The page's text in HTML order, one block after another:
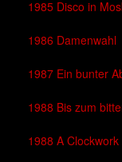
1985 Disco in
1986 Damenwahl
1987 Ein bunter
1988 Bis zum
1988 A